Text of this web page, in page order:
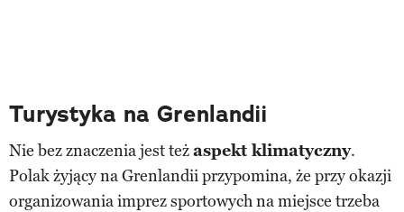
Turystyka na Grenlandii
Nie bez znaczenia jest teżaspekt klimatyczny.
Polak żyjący na Grenlandii przypomina, że przy okazji
organizowania imprez sportowych na miejsce trzeba